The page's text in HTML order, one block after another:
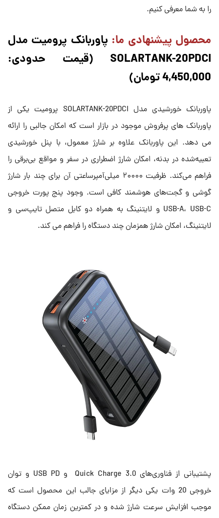
را به شما معرفی کنیم.
محصول پیشنهادی ما: پاوربانک پرومیت مدل
SOLARTANK-20PDCI (قیمت حدودی:
4,450,000 تومان)
پاوربانک خورشیدی مدل SOLARTANK-20PDCI پرومیت یکی از
پاوربانک های پرفروش موجود در بازار است که امکان جالبی را ارائه
می دهد. این پاوربانک علاوه بر شارژ معمول، با پنل خورشیدی
تعبیه‌شده در بدنه، امکان شارژ اضطراری در سفر و مواقع بی‌برقی را
فراهم می‌کند. ظرفیت ۲۰۰۰۰ میلی‌آمپرساعتی آن برای چند بار شارژ
گوشی و گجت‌های هوشمند کافی است. وجود پنج پورت خروجی
USB-A، USB-C و لایتنینگ به همراه دو کابل متصل تایپ‌سی و
لایتنینگ، امکان شارژ همزمان چند دستگاه را فراهم می کند.
پشتیبانی از فناوری‌های Quick Charge 3.0 و USB PD و توان
خروجی 20 وات یکی دیگر از مزایای جالب این محصول است که
موجب افزایش سرعت شارژ شده و در کمترین زمان ممکن دستگاه